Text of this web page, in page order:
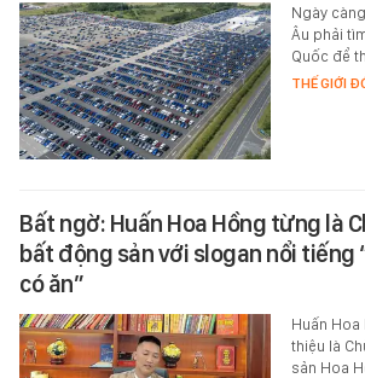
Ngày
Âu phải
Quốc để
THẾ GIỚI
Bất ngờ: Huấn Hoa Hồng từng là
bất động sản với slogan nổi tiếng
có ăn”
Huấn
thiệu là
sản Hoa